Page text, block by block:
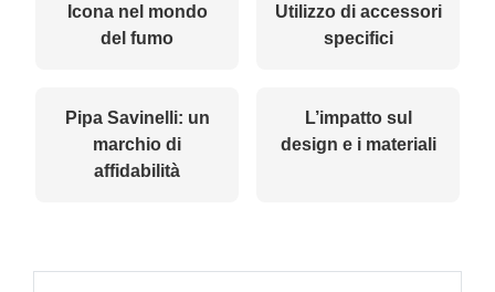
Icona nel mondo
del fumo
Utilizzo di accessori
specifici
Pipa Savinelli: un
marchio di
affidabilità
L’impatto sul
design e i materiali